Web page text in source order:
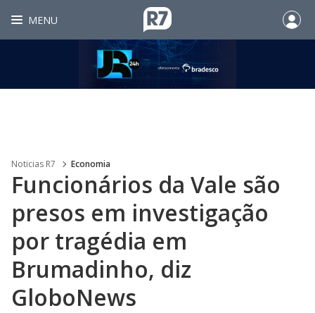
MENU
Noticias R7 Economia
Funcionários da Vale são
presos em investigação
por tragédia em
Brumadinho, diz
GloboNews